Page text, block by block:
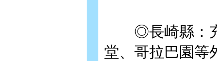
◎長崎縣：充
堂、哥拉巴園等